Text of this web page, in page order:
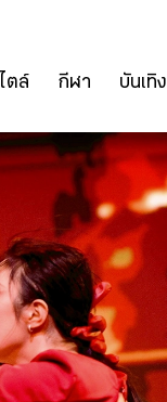
ตล์ กีฬา บันเทิง